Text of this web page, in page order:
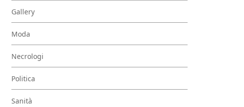
Gallery
Moda
Necrologi
Politica
Sanità